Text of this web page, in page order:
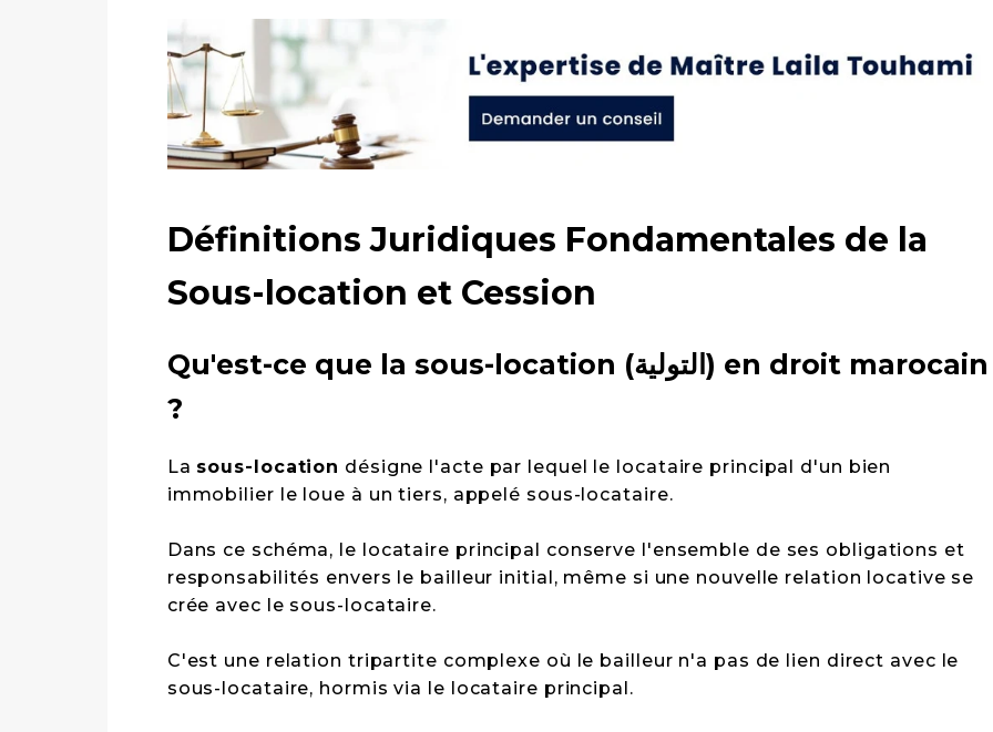
Définitions Juridiques Fondamentales de la
Sous-location et Cession
Qu'est-ce que la sous-location (التولية) en droit marocain
?
La sous-location désigne l'acte par lequel le locataire principal d'un bien
immobilier le loue à un tiers, appelé sous-locataire.
Dans ce schéma, le locataire principal conserve l'ensemble de ses obligations et
responsabilités envers le bailleur initial, même si une nouvelle relation locative se
crée avec le sous-locataire.
C'est une relation tripartite complexe où le bailleur n'a pas de lien direct avec le
sous-locataire, hormis via le locataire principal.